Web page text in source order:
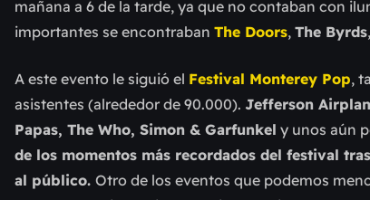
mañana a 6 de la tarde, ya que no contaban con
importantes se encontraban The Doors, The Byrds,
A este evento le siguió el Festival Monterey Pop,
asistentes (alrededor de 90.000). Jefferson
Papas, The Who, Simon & Garfunkel y unos aún
de los momentos más recordados del festival tras
al público. Otro de los eventos que podemos